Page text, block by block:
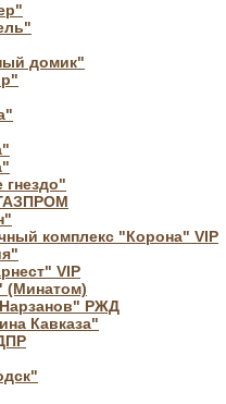
домик"
гнездо"
комплекс "Корона" VIP
VIP
(Минатом)
РЖД
Кавказа"